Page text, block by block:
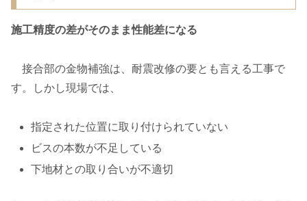
施工精度の差がそのまま性能差になる
接合部の金物補強は、耐震改修の要とも言える工事で
す。しかし現場では、
指定された位置に取り付けられていない
ビスの本数が不足している
下地材との取り合いが不適切